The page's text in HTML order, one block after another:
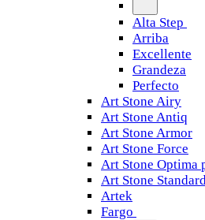
Alta Step
Arriba
Excellente
Grandeza
Perfecto
Art Stone Airy
Art Stone Antiq
Art Stone Armor
Art Stone Force
Art Stone Optima
Art Stone
Artek
Fargo